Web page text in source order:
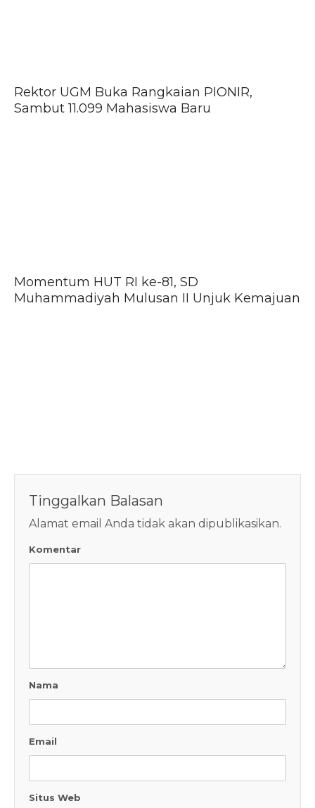
Rektor UGM Buka Rangkaian PIONIR,
Sambut 11.099 Mahasiswa Baru
Momentum HUT RI ke-81, SD
Muhammadiyah Mulusan II Unjuk Kemajuan
Tinggalkan Balasan
Alamat email Anda tidak akan dipublikasikan.
Komentar
Nama
Email
Situs Web